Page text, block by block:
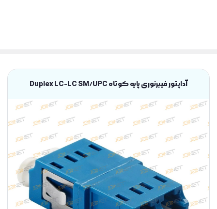
آداپتور فیبرنوری پایه کوتاه Duplex LC-LC SM/UPC